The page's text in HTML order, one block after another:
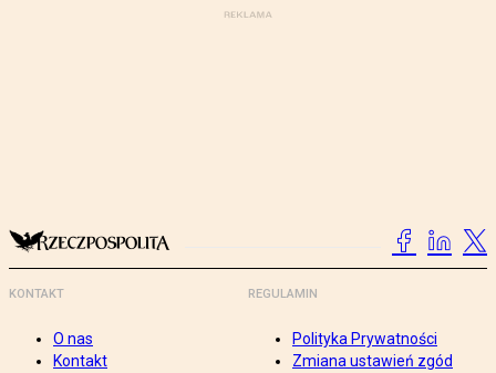
KONTAKT
O nas
Kontakt
REGULAMIN
Polityka Prywatności
Zmiana ustawień zgód